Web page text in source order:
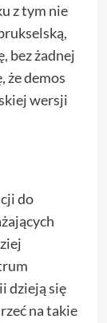
z tym nie
bez żadnej
że demos
wersji
do
dzieją się
na takie